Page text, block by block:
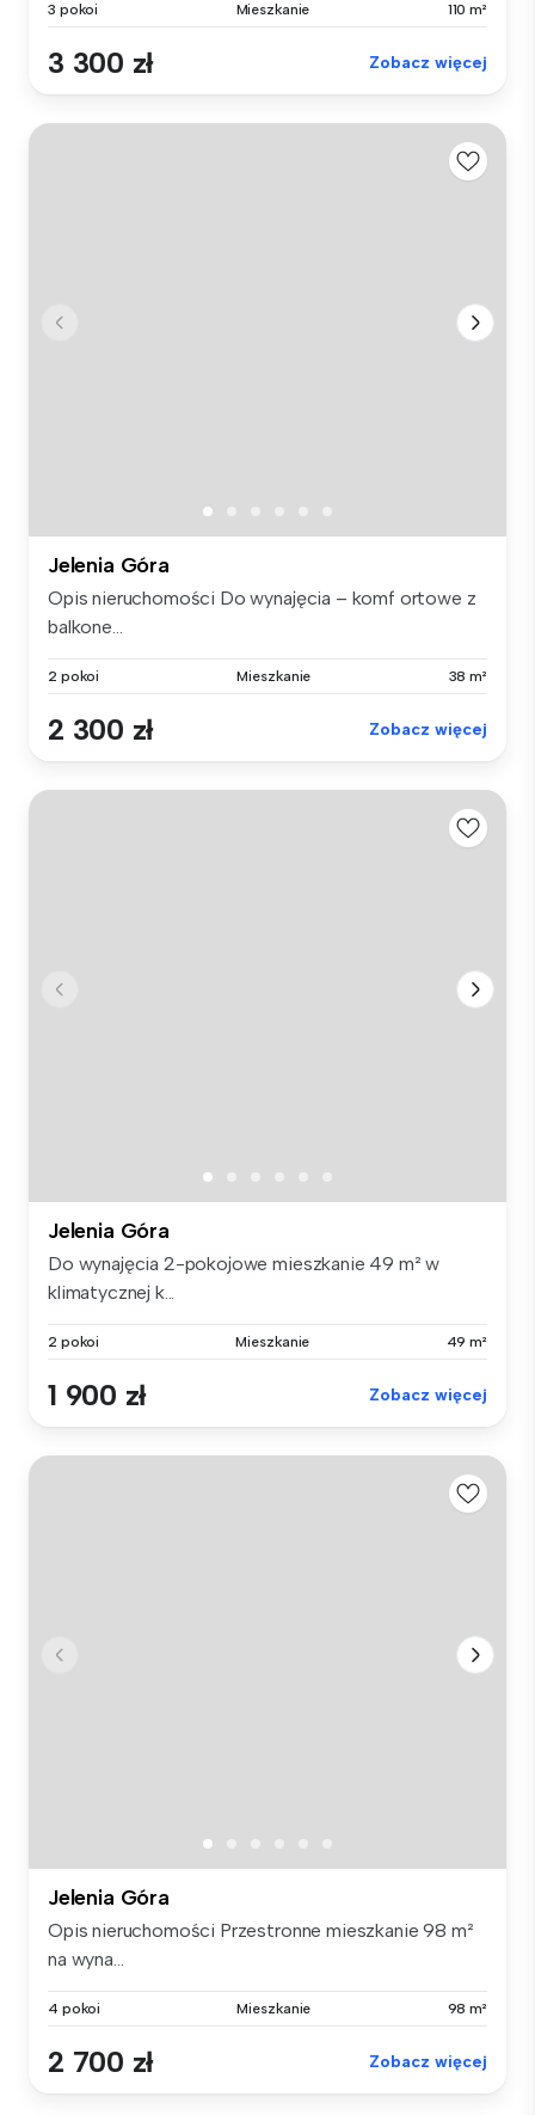
3 pokoi Mieszkanie 110 m²
3 300 zł Zobacz więcej
Jelenia Góra
Opis nieruchomości Do wynajęcia – komf ortowe z
balkone...
2 pokoi Mieszkanie 38 m²
2 300 zł Zobacz więcej
Jelenia Góra
Do wynajęcia 2-pokojowe mieszkanie 49 m² w
klimatycznej k...
2 pokoi Mieszkanie 49 m²
1 900 zł Zobacz więcej
Jelenia Góra
Opis nieruchomości Przestronne mieszkanie 98 m²
na wyna...
4 pokoi Mieszkanie 98 m²
2 700 zł Zobacz więcej